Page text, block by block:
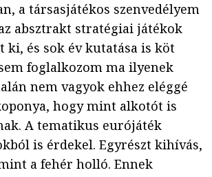
a társasjátékos szenvedélyem
absztrakt stratégiai játékok
ki, és sok év kutatása is köt
foglalkozom ma ilyenek
nem vagyok ehhez eléggé
hogy mint alkotót is
A tematikus eurójáték
is érdekel. Egyrészt kihívás,
a fehér holló. Ennek